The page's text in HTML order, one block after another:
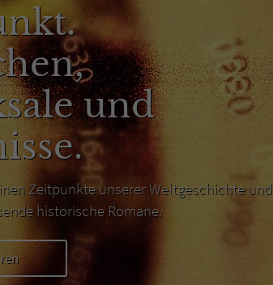
und
Zeitpunkte unserer Weltgeschichte und
historische Romane.